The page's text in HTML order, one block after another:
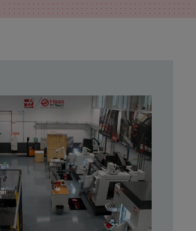
de 5 ejes
UMC-500SS
de 3 ejes VF-
giratoria HRT210 (4º eje)
mecanizado VF-2SS
mecanizado DT-1
Super Mini